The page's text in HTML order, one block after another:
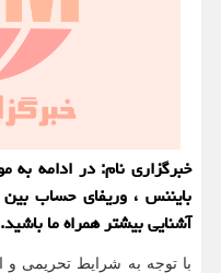
خبرگزاری نام: در ادامه به
بایننس ، وریفای حساب
آشنایی بیشتر همراه ما باشید.
با توجه به شرایط تحریمی